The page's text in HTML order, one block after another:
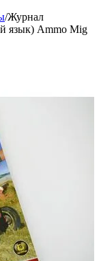
/Журнал
язык) Ammo Mig